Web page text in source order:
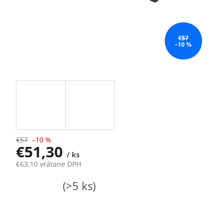
€57
–10 %
€57 –10 %
€51,30/ ks
€63,10 vrátane DPH
(>5 ks)